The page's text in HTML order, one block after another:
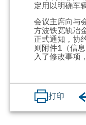
定用以明确车
会议主席向与
方波铁宽轨冶
正式通知，协
则附件1（信
入了修改事项
打印